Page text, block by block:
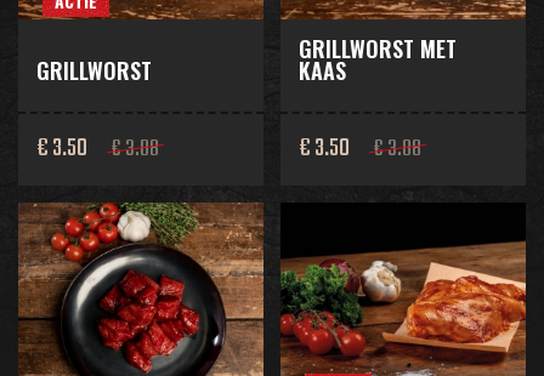
GRILLWORST
€ 3.50 € 3.88
GRILLWORST MET
KAAS
€ 3.50 € 3.88